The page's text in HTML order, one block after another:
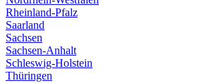
Rheinland-Pfalz
Saarland
Sachsen
Sachsen-Anhalt
Schleswig-Holstein
Thüringen